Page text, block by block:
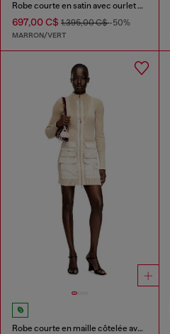
Robe courte en satin avec ourlet effet peau
697,00 C$ 1.395,00 C$-50%
MARRON/VERT
Robe courte en maille côtelée avec poches cargo